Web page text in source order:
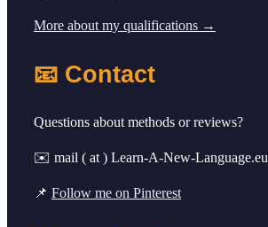
More about my qualifications →
📧 Contact
Questions about methods or reviews?
✉️ mail ( at ) Learn-A-New-Language.eu
📌 Follow me on Pinterest